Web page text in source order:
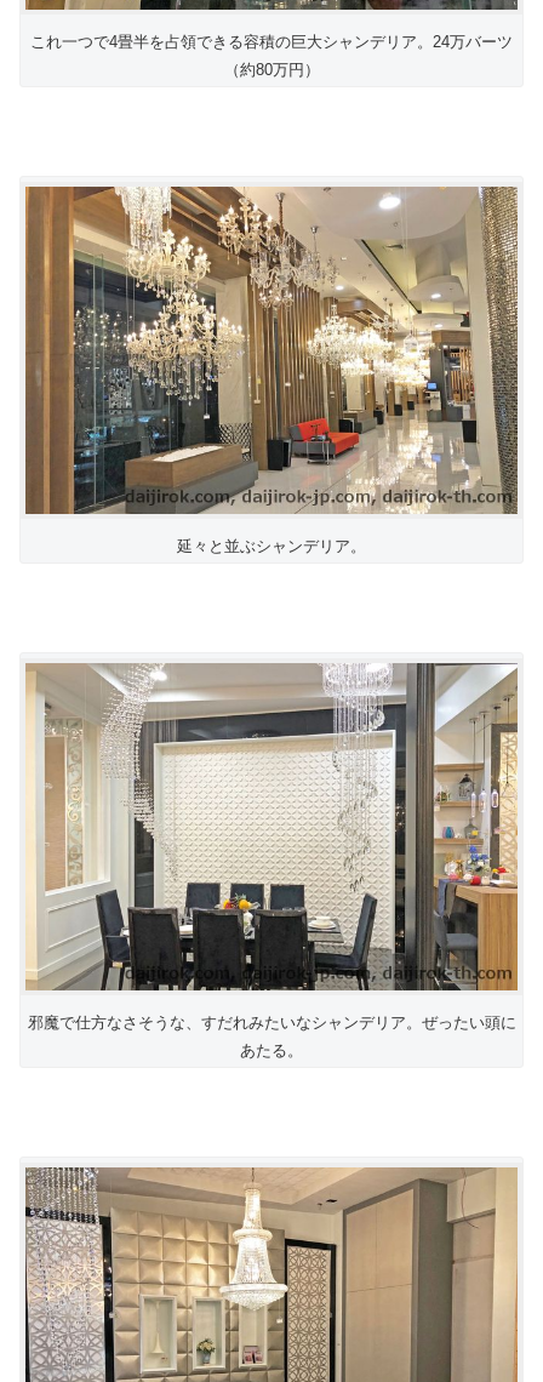
これ一つで4畳半を占領できる容積の巨大シャンデリア。24万バーツ
（約80万円）
延々と並ぶシャンデリア。
邪魔で仕方なさそうな、すだれみたいなシャンデリア。ぜったい頭に
あたる。